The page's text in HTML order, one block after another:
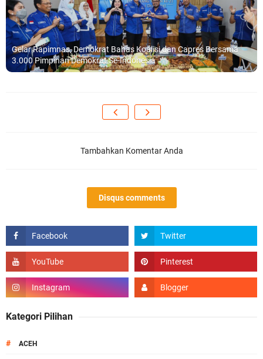
Gelar Rapimnas, Demokrat Bahas Koalisi dan Capres Bersama
3.000 Pimpinan Demokrat Se-Indonesia
Tambahkan Komentar Anda
Disqus comments
Kategori Pilihan
# ACEH